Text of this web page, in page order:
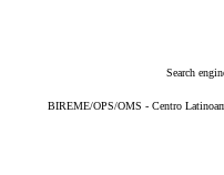
Search
BIREME/OPS/OMS - Centro